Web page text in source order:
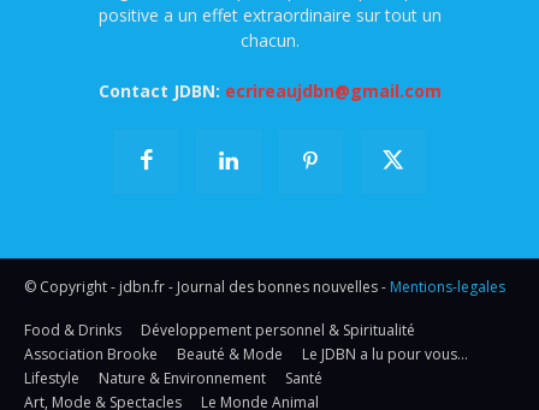
positive a un effet extraordinaire sur tout un
chacun.
Contact JDBN: ecrireaujdbn@gmail.com
© Copyright - jdbn.fr - Journal des bonnes nouvelles - Mentions-legales
Food & Drinks
Développement personnel & Spiritualité
Association Brooke
Beauté & Mode
Le JDBN a lu pour vous…
Lifestyle
Nature & Environnement
Santé
Art, Mode & Spectacles
Le Monde Animal